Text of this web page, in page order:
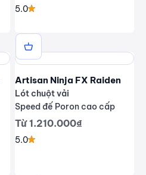
5.0
Artisan Ninja FX Raiden
Lót chuột vải
Speed đế Poron cao cấp
Giá giảm
Từ 1.210.000₫
5.0